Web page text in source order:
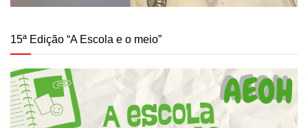
15ª Edição “A Escola e o meio”